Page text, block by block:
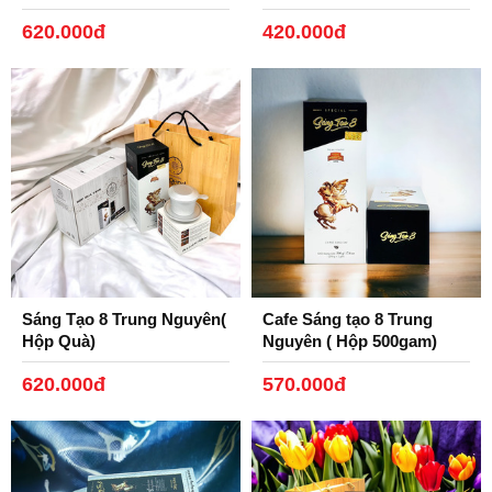
khi tặng quà.
1. Cafe chồn Legend Trung Nguyên:
1kg)
620.000đ
1kg)
420.000đ
Sáng Tạo 8 Trung Nguyên(
Hộp Quà)
620.000đ
Cafe Sáng tạo 8 Trung
Nguyên ( Hộp 500gam)
570.000đ